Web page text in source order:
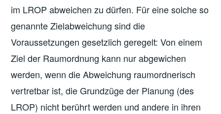
im LROP abweichen zu dürfen. Für eine solche so
genannte Zielabweichung sind die
Voraussetzungen gesetzlich geregelt: Von einem
Ziel der Raumordnung kann nur abgewichen
werden, wenn die Abweichung raumordnerisch
vertretbar ist, die Grundzüge der Planung (des
LROP) nicht berührt werden und andere in ihren